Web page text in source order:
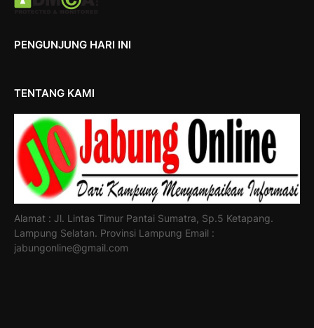
PENGUNJUNG HARI INI
TENTANG KAMI
Alamat : Jl. Lintas Timur Pantai Sumatra, Sp.5 Ketapang.
Lampung Selatan. Provinsi Lampung Email :
jabungonline@gmail.com